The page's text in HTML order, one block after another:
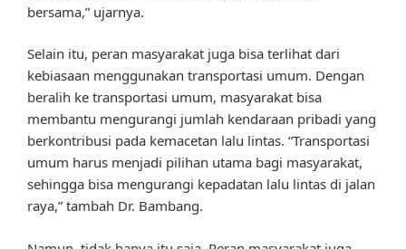
bersama,” ujarnya.
Selain itu, peran masyarakat juga bisa terlihat dari
kebiasaan menggunakan transportasi umum. Dengan
beralih ke transportasi umum, masyarakat bisa
membantu mengurangi jumlah kendaraan pribadi yang
berkontribusi pada kemacetan lalu lintas. “Transportasi
umum harus menjadi pilihan utama bagi masyarakat,
sehingga bisa mengurangi kepadatan lalu lintas di jalan
raya,” tambah Dr. Bambang.